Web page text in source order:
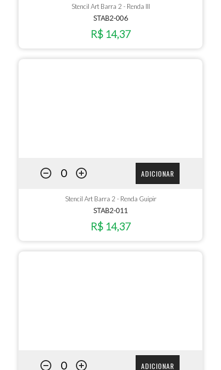
Stencil Art Barra 2 - Renda III
STAB2-006
R$ 14,37
ADICIONAR
Stencil Art Barra 2 - Renda Guipir
STAB2-011
R$ 14,37
ADICIONAR